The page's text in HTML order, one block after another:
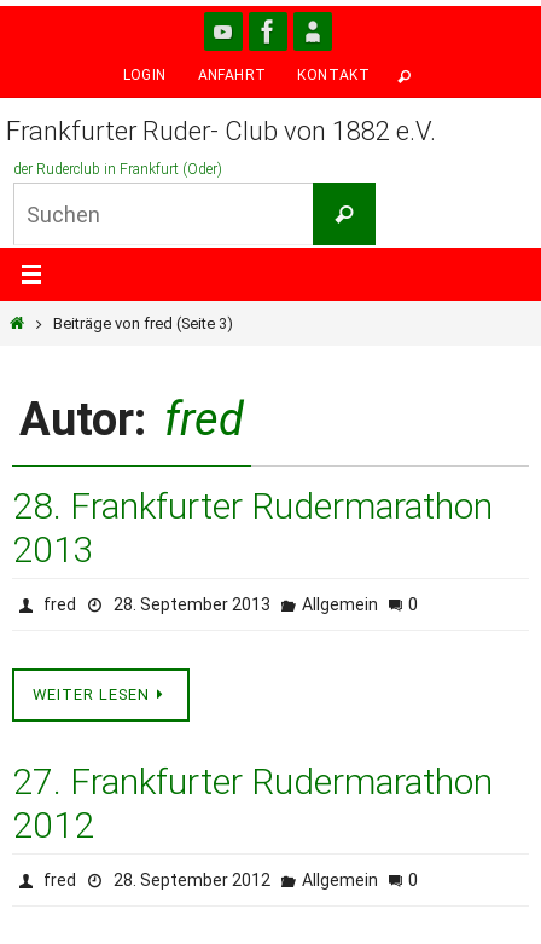
LOGIN ANFAHRT KONTAKT
Frankfurter Ruder- Club von 1882 e.V.
der Ruderclub in Frankfurt (Oder)
Suchen
StartBeiträge von fred (Seite 3)
Autor: fred
28. Frankfurter Rudermarathon
2013
fred 28. September 2013 Allgemein 0
WEITER LESEN
27. Frankfurter Rudermarathon
2012
fred 28. September 2012 Allgemein 0